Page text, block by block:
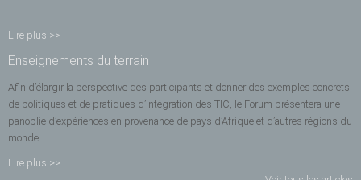
Lire plus >>
Enseignements du terrain
Afin d’élargir la perspective des participants et donner des exemples concrets
de politiques et de pratiques d’intégration des TIC, le Forum présentera une
panoplie d’expériences en provenance de pays d’Afrique et d’autres régions du
monde...
Lire plus >>